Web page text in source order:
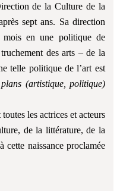
de la Culture de la
sept ans. Sa direction
mois en une politique de
des arts – de la
telle politique de l’art est
(artistique, politique)
les actrices et acteurs
de la littérature, de la
naissance proclamée